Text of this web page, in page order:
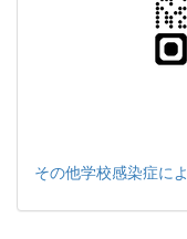
その他学校感染症に